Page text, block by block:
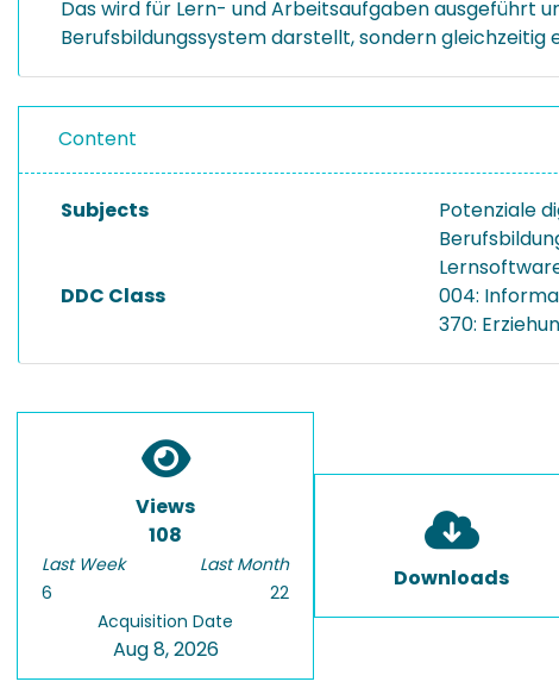
Das wird für Lern- und Arbeitsaufgaben ausgeführt
Berufsbildungssystem darstellt, sondern gleichzeitig
Content
Subjects
Potenziale
DDC Class
004:
370:
Views
108
Last Week
6
Last Month
22
Acquisition Date
Aug 8, 2026
Downloads